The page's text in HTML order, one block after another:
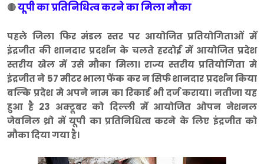
🔴यूपी का प्रतिनिधित्व करने का मिला मौका
पहले जिला फिर मंडल स्तर पर आयोजित प्रतियोगिताओं में
इंद्रजीत की शानदार प्रदर्शन के चलते हरदोई में आयोजित प्रदेश
स्तरीय खेल में उसे मौका मिला। राज्य स्तरीय प्रतियोगिता मे
इंद्रजीत ने 57 मीटर भाला फेंक कर न सिर्फ शानदार प्रदर्शन किया
बल्कि प्रदेश मे अपने नाम का रिकार्ड भी दर्ज कराया। नतीजा यह
हुआ है 23 अक्टूबर को दिल्ली में आयोजित ओपन नेशनल
जेवनिल थ्रो में यूपी का प्रतिनिधित्व करने के लिए इंद्रजीत को
मौका दिया गया है।